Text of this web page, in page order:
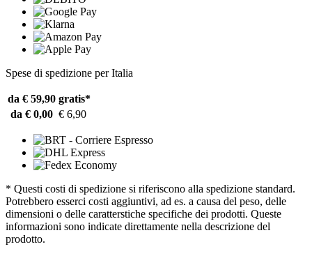
Spese di spedizione per Italia
da € 59,90 gratis*
da € 0,00 € 6,90
* Questi costi di spedizione si riferiscono alla spedizione standard.
Potrebbero esserci costi aggiuntivi, ad es. a causa del peso, delle
dimensioni o delle caratterstiche specifiche dei prodotti. Queste
informazioni sono indicate direttamente nella descrizione del
prodotto.